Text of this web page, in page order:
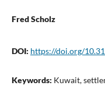
Fred Scholz
DOI: https://doi.org/
Keywords: Kuwait,